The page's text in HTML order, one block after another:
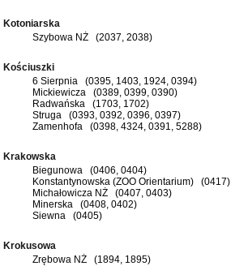
Kotoniarska
Szybowa NŻ (2037, 2038)
Kościuszki
6 Sierpnia (0395, 1403, 1924, 0394)
Mickiewicza (0389, 0399, 0390)
Radwańska (1703, 1702)
Struga (0393, 0392, 0396, 0397)
Zamenhofa (0398, 4324, 0391, 5288)
Krakowska
Biegunowa (0406, 0404)
Konstantynowska (ZOO Orientarium) (0417)
Michałowicza NŻ (0407, 0403)
Minerska (0408, 0402)
Siewna (0405)
Krokusowa
Zrębowa NŻ (1894, 1895)